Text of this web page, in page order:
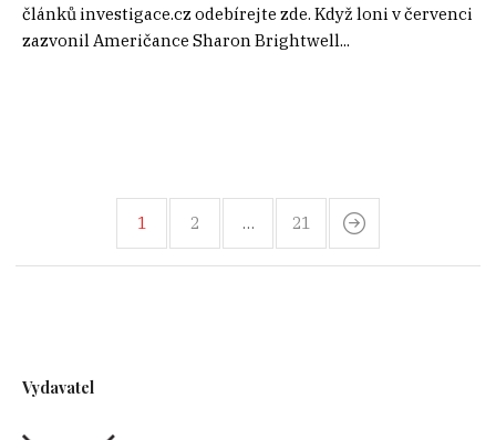
článků investigace.cz odebírejte zde. Když loni v červenci
zazvonil Američance Sharon Brightwell...
1 2 … 21
Vydavatel